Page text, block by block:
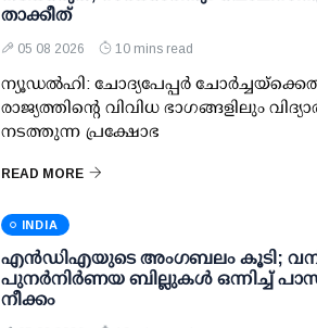
താക്കീത്
05 08 2026 10 mins read
ന്യൂഡല്‍ഹി: ചോദ്യപേപ്പര്‍
രാജ്യത്തിന്റെ വിവിധ ഭാഗങ്ങളിലും
നടത്തുന്ന പ്രക്ഷോഭ
READ MORE
INDIA
എന്‍ഡിഎയുടെ അംഗബലം കൂടി;
പുനര്‍നിര്‍ണയ ബില്ലുകള്‍ ഒന്നിച്ച്
നീക്കം